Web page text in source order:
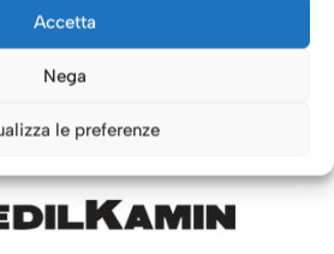
Accetta
Nega
le preferenze
i nostri servizi
Edilkamin